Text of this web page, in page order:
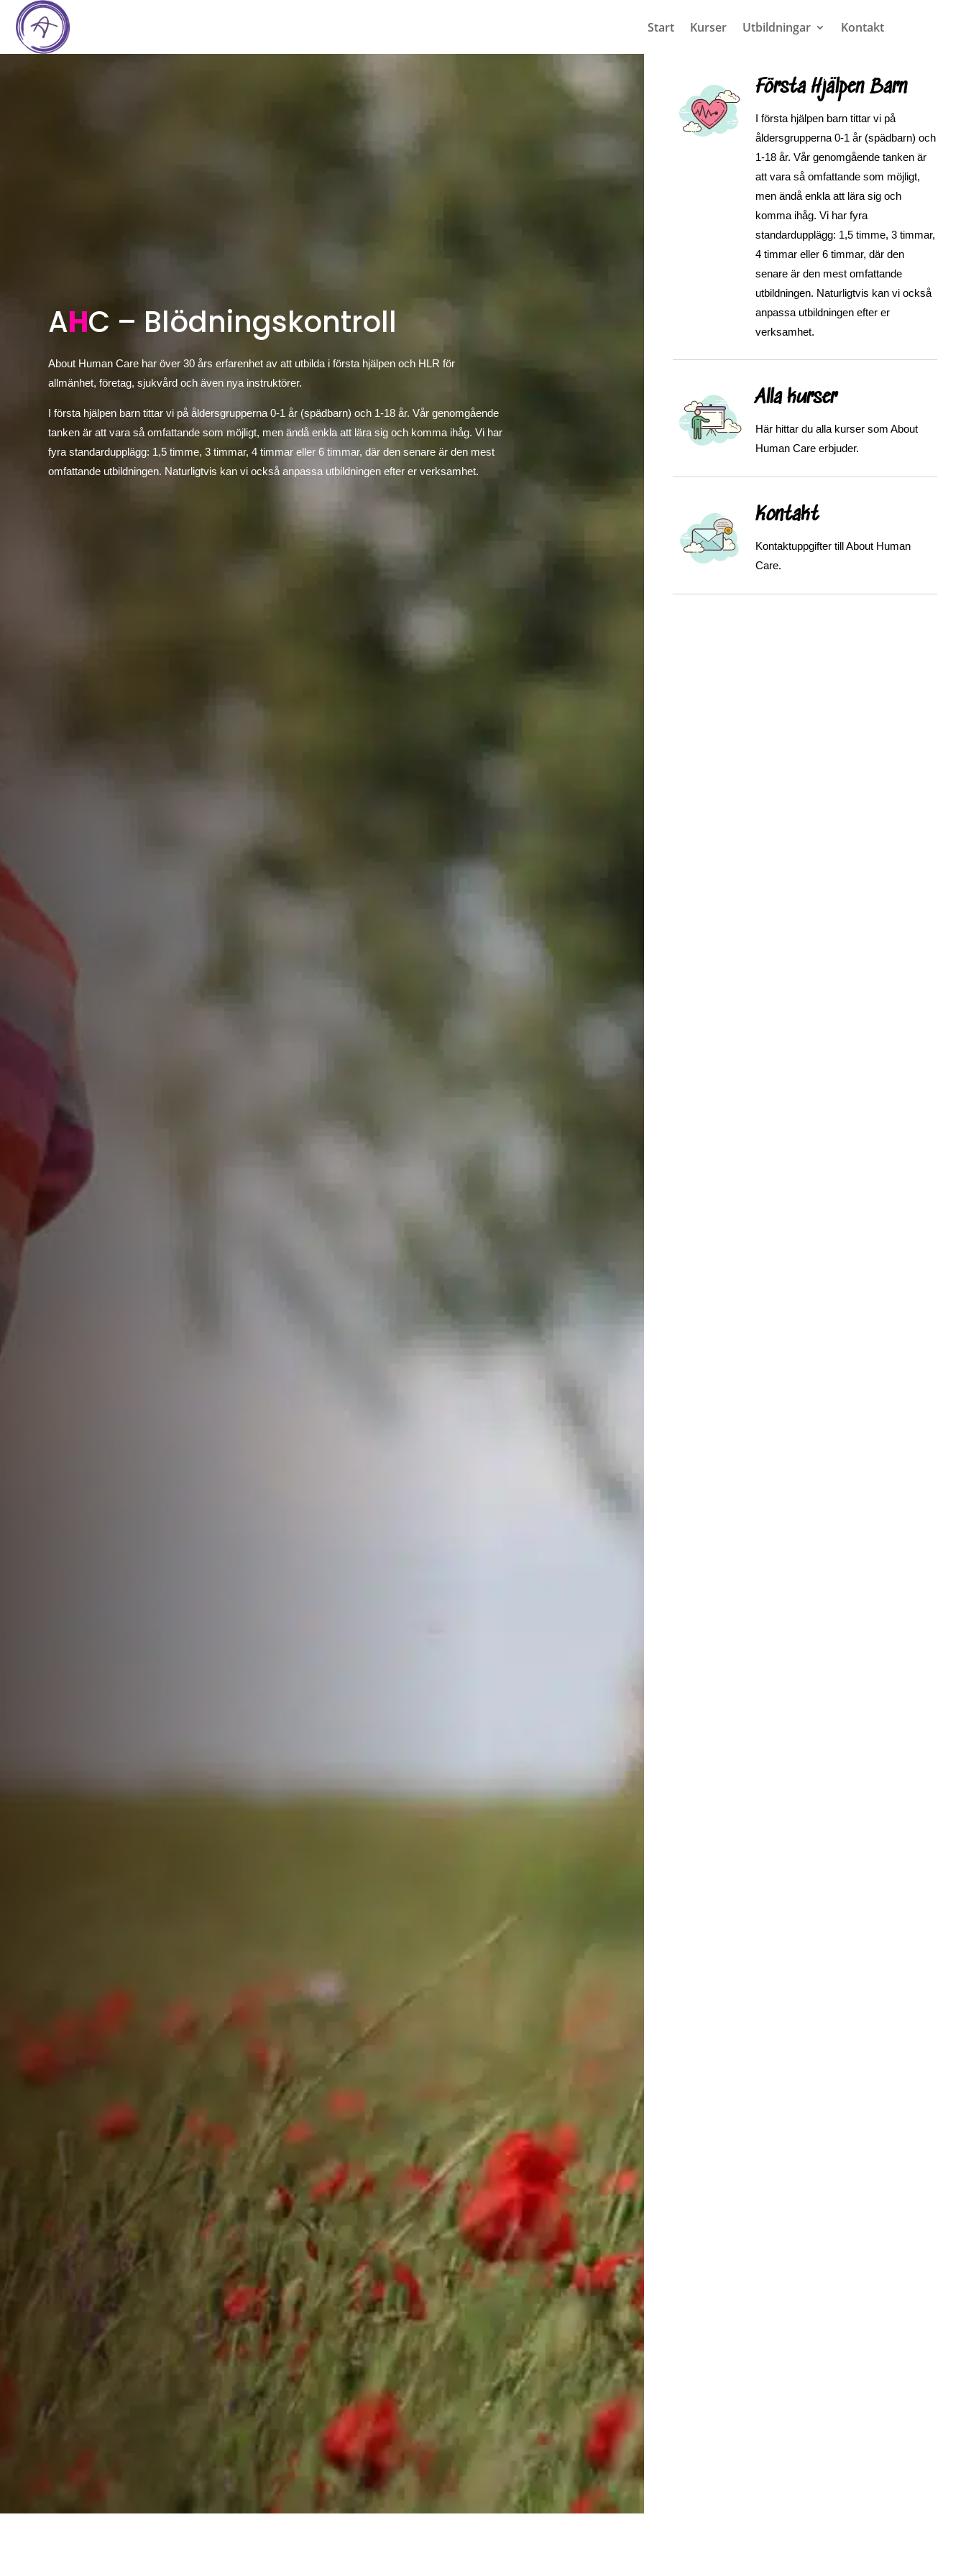
Start Kurser Utbildningar Kontakt
AHC – Blödningskontroll
About Human Care har över 30 års erfarenhet av att utbilda i första hjälpen och HLR för
allmänhet, företag, sjukvård och även nya instruktörer.
I första hjälpen barn tittar vi på åldersgrupperna 0-1 år (spädbarn) och 1-18 år. Vår genomgående
tanken är att vara så omfattande som möjligt, men ändå enkla att lära sig och komma ihåg. Vi har
fyra standardupplägg: 1,5 timme, 3 timmar, 4 timmar eller 6 timmar, där den senare är den mest
omfattande utbildningen. Naturligtvis kan vi också anpassa utbildningen efter er verksamhet.
Första Hjälpen Barn
I första hjälpen barn tittar vi på
åldersgrupperna 0-1 år (spädbarn) och
1-18 år. Vår genomgående tanken är
att vara så omfattande som möjligt,
men ändå enkla att lära sig och
komma ihåg. Vi har fyra
standardupplägg: 1,5 timme, 3 timmar,
4 timmar eller 6 timmar, där den
senare är den mest omfattande
utbildningen. Naturligtvis kan vi också
anpassa utbildningen efter er
verksamhet.
Alla kurser
Här hittar du alla kurser som About
Human Care erbjuder.
Kontakt
Kontaktuppgifter till About Human
Care.